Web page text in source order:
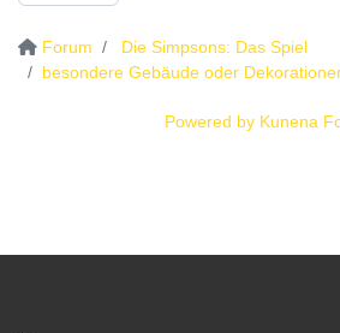
Forum
Die Simpsons: Das Spiel
besondere Gebäude oder
Powered by Kunena